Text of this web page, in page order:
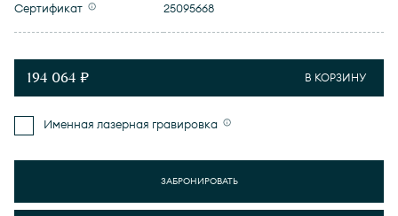
Сертификат 25095668
194 064 ₽ В КОРЗИНУ
Именная лазерная гравировка
ЗАБРОНИРОВАТЬ